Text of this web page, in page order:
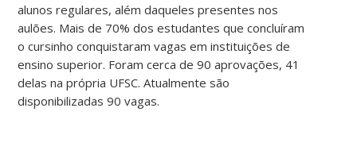
alunos regulares, além daqueles presentes nos
aulões. Mais de 70% dos estudantes que concluíram
o cursinho conquistaram vagas em instituições de
ensino superior. Foram cerca de 90 aprovações, 41
delas na própria UFSC. Atualmente são
disponibilizadas 90 vagas.